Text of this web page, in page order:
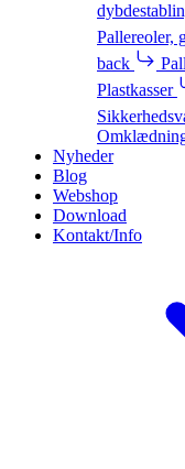
Pallereoler,
back
Plastkasser
Nyheder
Blog
Webshop
Download
Kontakt/Info